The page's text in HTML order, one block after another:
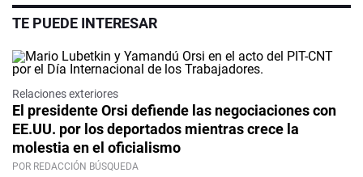
TE PUEDE INTERESAR
Relaciones exteriores
El presidente Orsi defiende las negociaciones con
EE.UU. por los deportados mientras crece la
molestia en el oficialismo
POR REDACCIÓN BÚSQUEDA